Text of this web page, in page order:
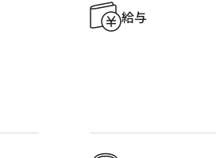
給与